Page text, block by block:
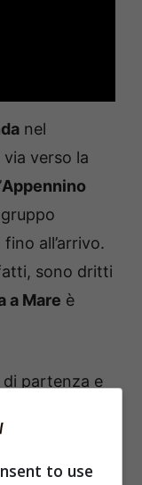
nel
verso la
Appennino
all’arrivo.
sono dritti
a Mare è
partenza e
di Foggia e
to use